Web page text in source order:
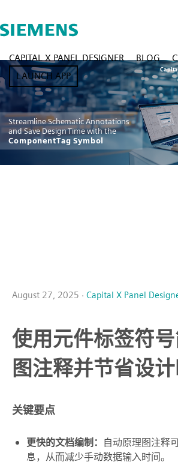
CAPITAL X PANEL DESIGNER BLOG
LAUNCH APP
August 27, 2025 · Capital X Panel
使用元件标签符
图注释并节省设
关键要点
更快的文档编制： 自动原理图注释
息，从而减少手动数据输入时间。